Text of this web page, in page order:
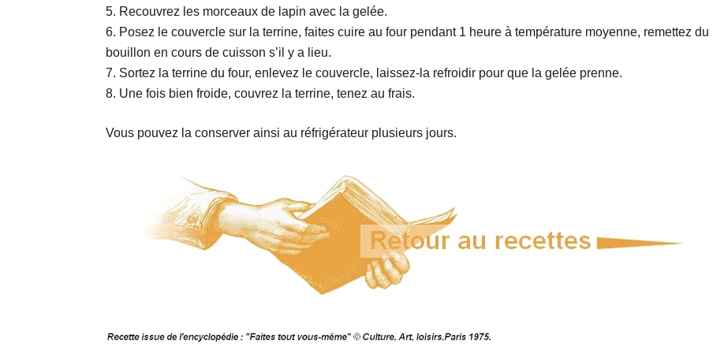
Recouvrez les morceaux de lapin avec la gelée.
Posez le couvercle sur la terrine, faites cuire au four pendant 1 heure à température moyenne, remettez du
bouillon en cours de cuisson s’il y a lieu.
Sortez la terrine du four, enlevez le couvercle, laissez-la refroidir pour que la gelée prenne.
Une fois bien froide, couvrez la terrine, tenez au frais.
Vous pouvez la conserver ainsi au réfrigérateur plusieurs jours.